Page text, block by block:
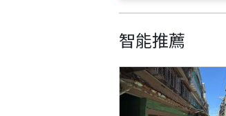
智能推薦